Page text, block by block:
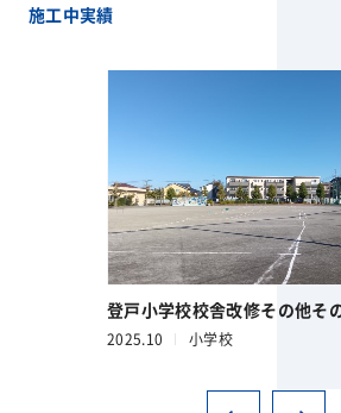
施工中実績
登戸小学校校舎改修その他そ
2025.10 小学校